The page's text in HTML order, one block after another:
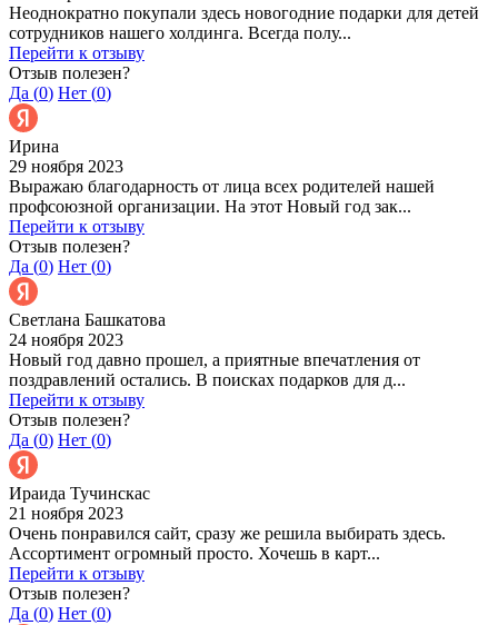
Неоднократно покупали здесь новогодние подарки для детей
сотрудников нашего холдинга. Всегда полу...
Перейти к отзыву
Отзыв полезен?
Да (0) Нет (0)
Ирина
29 ноября 2023
Выражаю благодарность от лица всех родителей нашей
профсоюзной организации. На этот Новый год зак...
Перейти к отзыву
Отзыв полезен?
Да (0) Нет (0)
Светлана Башкатова
24 ноября 2023
Новый год давно прошел, а приятные впечатления от
поздравлений остались. В поисках подарков для д...
Перейти к отзыву
Отзыв полезен?
Да (0) Нет (0)
Ираида Тучинскас
21 ноября 2023
Очень понравился сайт, сразу же решила выбирать здесь.
Ассортимент огромный просто. Хочешь в карт...
Перейти к отзыву
Отзыв полезен?
Да (0) Нет (0)